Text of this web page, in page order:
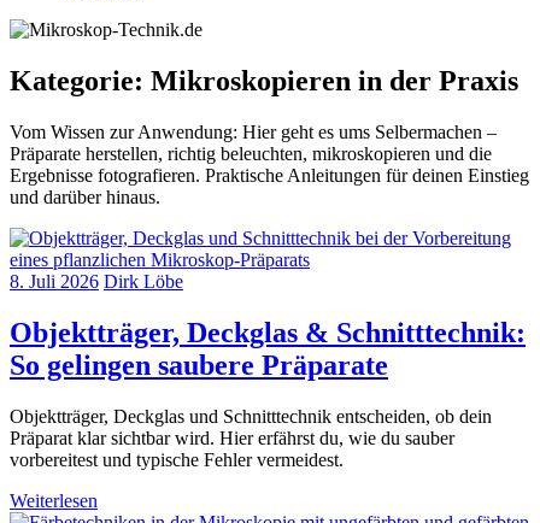
Kategorie: Mikroskopieren in der Praxis
Vom Wissen zur Anwendung: Hier geht es ums Selbermachen –
Präparate herstellen, richtig beleuchten, mikroskopieren und die
Ergebnisse fotografieren. Praktische Anleitungen für deinen Einstieg
und darüber hinaus.
8. Juli 2026 Dirk Löbe
Objektträger, Deckglas & Schnitttechnik:
So gelingen saubere Präparate
Objektträger, Deckglas und Schnitttechnik entscheiden, ob dein
Präparat klar sichtbar wird. Hier erfährst du, wie du sauber
vorbereitest und typische Fehler vermeidest.
Weiterlesen